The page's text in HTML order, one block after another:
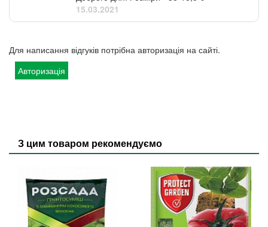
15.03.2021
Для написання відгуків потрібна авторизація на сайті.
Авторизація
З цим товаром рекомендуємо